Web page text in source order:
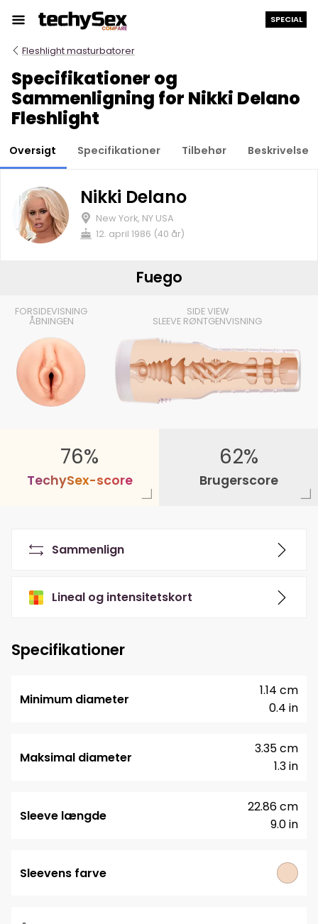
indholdet
SPECIAL
Fleshlight masturbatorer
Specifikationer og
Sammenligning for Nikki Delano
Fleshlight
Oversigt Specifikationer Tilbehør Beskrivelse
FORSIDEVISNING
ÅBNINGEN
SIDE VIEW
SLEEVE RØNTGENVISNING
76%
TechySex-score
62%
Brugerscore
Sammenlign
Lineal og intensitetskort
Specifikationer
Minimum diameter
0.4 in
1.14 cm
Maksimal diameter
1.3 in
3.35 cm
Sleeve længde
9.0 in
22.86 cm
Sleevens farve
Nikki Delano
New York, NY USA
12. april 1986 (40 år)
Fuego